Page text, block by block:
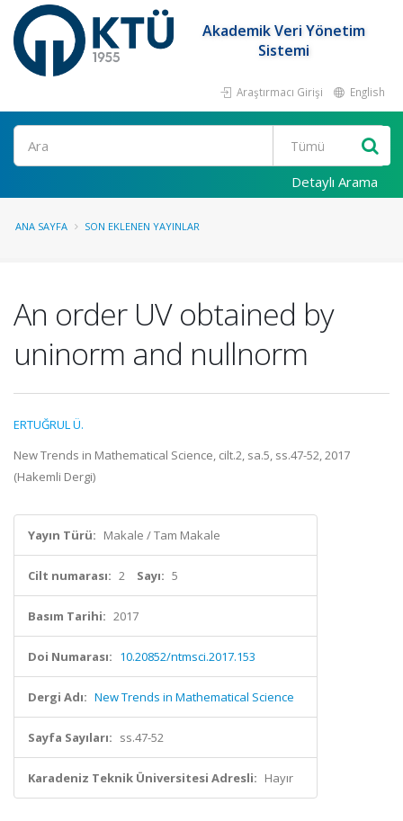
Akademik Veri Yönetim
Sistemi
Araştırmacı Girişi English
Ara
Detaylı Arama
ANA SAYFA SON EKLENEN YAYINLAR
An order UV obtained by
uninorm and nullnorm
ERTUĞRUL Ü.
New Trends in Mathematical Science, cilt.2, sa.5, ss.47-52, 2017
(Hakemli Dergi)
Yayın Türü: Makale / Tam Makale
Cilt numarası: 2 Sayı: 5
Basım Tarihi: 2017
Doi Numarası: 10.20852/ntmsci.2017.153
Dergi Adı: New Trends in Mathematical Science
Sayfa Sayıları: ss.47-52
Karadeniz Teknik Üniversitesi Adresli: Hayır